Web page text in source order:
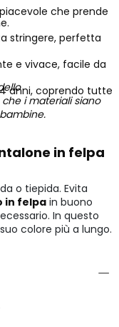
che prende
stringere, perfetta
e vivace, facile da
anni, coprendo tutte
i materiali siano
in felpa
o tiepida. Evita
in felpain buono
In questo
colore più a lungo.